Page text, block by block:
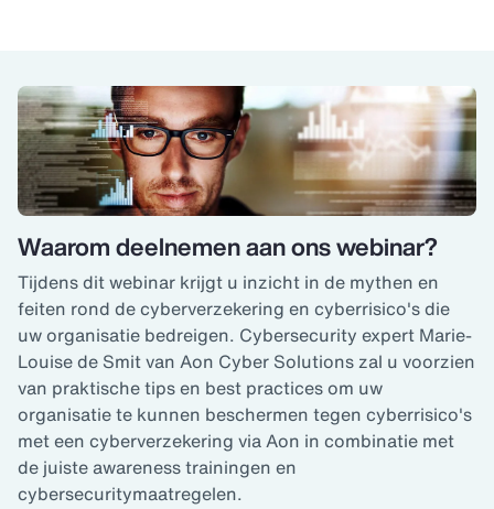
Waarom deelnemen aan ons webinar?
Tijdens dit webinar krijgt u inzicht in de mythen en
feiten rond de cyberverzekering en cyberrisico's die
uw organisatie bedreigen. Cybersecurity expert Marie-
Louise de Smit van Aon Cyber Solutions zal u voorzien
van praktische tips en best practices om uw
organisatie te kunnen beschermen tegen cyberrisico's
met een cyberverzekering via Aon in combinatie met
de juiste awareness trainingen en
cybersecuritymaatregelen.